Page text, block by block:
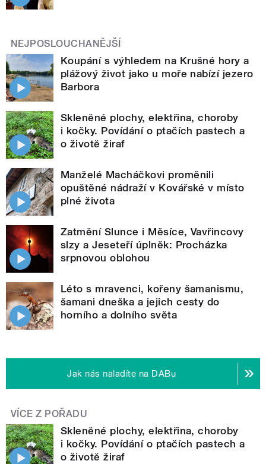
NEJPOSLOUCHANĚJŠÍ
Koupání s výhledem na Krušné hory a
plážový život jako u moře nabízí jezero
Barbora
Skleněné plochy, elektřina, choroby
i kočky. Povídání o ptačích pastech a
o životě žiraf
Manželé Macháčkovi proměnili
opuštěné nádraží v Kovářské v místo
plné života
Zatmění Slunce i Měsíce, Vavřincovy
slzy a Jeseteří úplněk: Procházka
srpnovou oblohou
Léto s mravenci, kořeny šamanismu,
šamani dneška a jejich cesty do
horního a dolního světa
Jak nás naladíte na DABu
VÍCE Z POŘADU
Skleněné plochy, elektřina, choroby
i kočky. Povídání o ptačích pastech a
o životě žiraf